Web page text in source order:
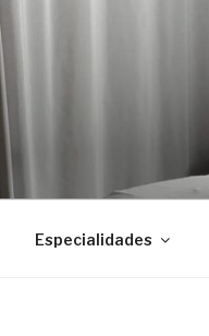
Especialidades